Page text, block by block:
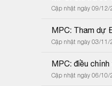
Cập nhật ngày 09/
MPC: Tham dự
Cập nhật ngày 03/
MPC: điều
Cập nhật ngày 06/